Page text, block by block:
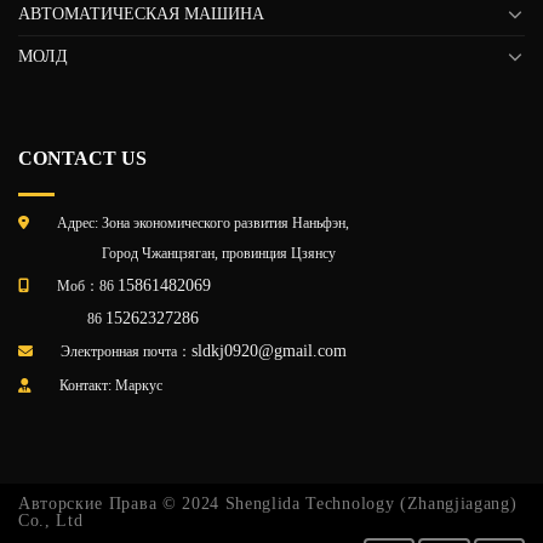
АВТОМАТИЧЕСКАЯ МАШИНА
МОЛД
CONTACT US
Адрес: Зона экономического развития Наньфэн,
Город Чжанцзяган, провинция Цзянсу
Моб：86 15861482069
86 15262327286
Электронная почта： sldkj0920@gmail.com
Контакт: Маркус
Авторские Права © 2024 Shenglida Technology (Zhangjiagang)
Co., Ltd